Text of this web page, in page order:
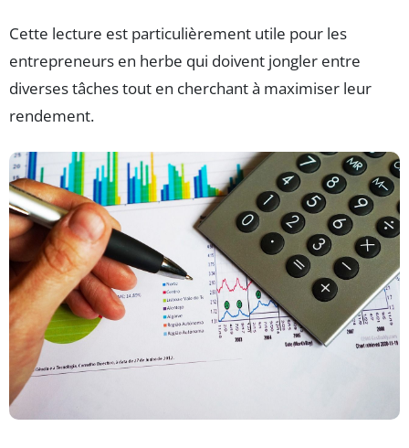
Cette lecture est particulièrement utile pour les
entrepreneurs en herbe qui doivent jongler entre
diverses tâches tout en cherchant à maximiser leur
rendement.